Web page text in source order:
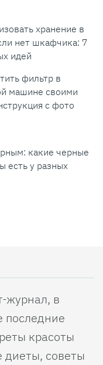
хранение в
нет шкафчика: 7
идей
фильтр в
машине своими
с фото
какие черные
есть у разных
журнал, в
последние
красоты
советы